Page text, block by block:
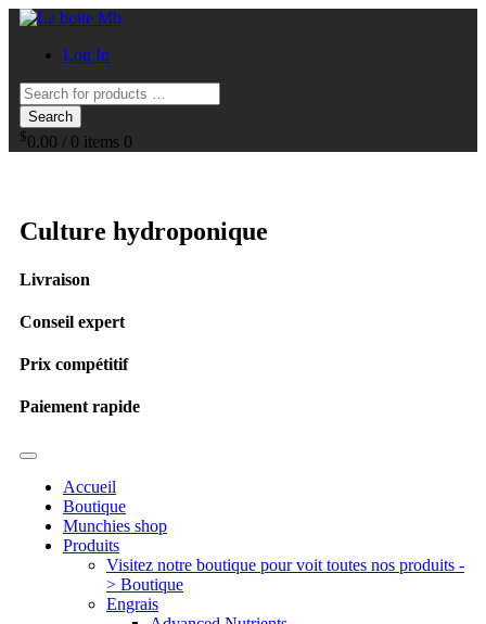
Log In
Search
$0.00 / 0 items 0
Culture hydroponique
Livraison
Conseil expert
Prix compétitif
Paiement rapide
Accueil
Boutique
Munchies shop
Produits
Visitez notre boutique pour voit toutes nos produits -
> Boutique
Engrais